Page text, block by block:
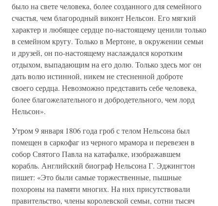
было на свете человека, более созданного для семейного
счастья, чем благородный виконт Нельсон. Его мягкий
характер и любящее сердце по-настоящему ценили только
в семейном кругу. Только в Мертоне, в окружении семьи
и друзей, он по-настоящему наслаждался коротким
отдыхом, выпадающим на его долю. Только здесь мог он
дать волю истинной, никем не стесненной доброте
своего сердца. Невозможно представить себе человека,
более благожелательного и добродетельного, чем лорд
Нельсон».
Утром 9 января 1806 года гроб с телом Нельсона был
помещен в саркофаг из черного мрамора и перевезен в
собор Святого Павла на катафалке, изображавшем
корабль. Английский биограф Нельсона Г. Эджингтон
пишет: «Это были самые торжественные, пышные
похороны на памяти многих. На них присутствовали
правительство, члены королевской семьи, сотни тысяч